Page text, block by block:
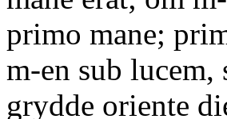
primo mane;
m-en sub
grydde oriente